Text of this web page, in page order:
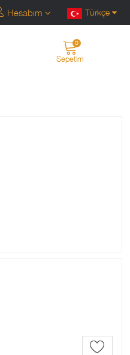
Türkçe
Hesabım
Sepetim
0